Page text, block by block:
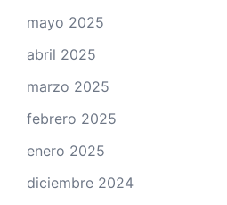
mayo 2025
abril 2025
marzo 2025
febrero 2025
enero 2025
diciembre 2024